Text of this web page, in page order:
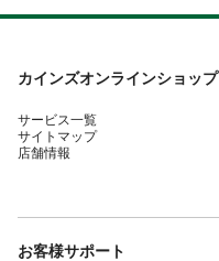
カインズオンラインショップ
サービス一覧
サイトマップ
店舗情報
お客様サポート